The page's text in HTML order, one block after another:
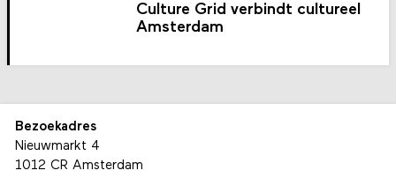
Culture Grid verbindt cultureel
Amsterdam
Bezoekadres
Nieuwmarkt 4
1012 CR Amsterdam